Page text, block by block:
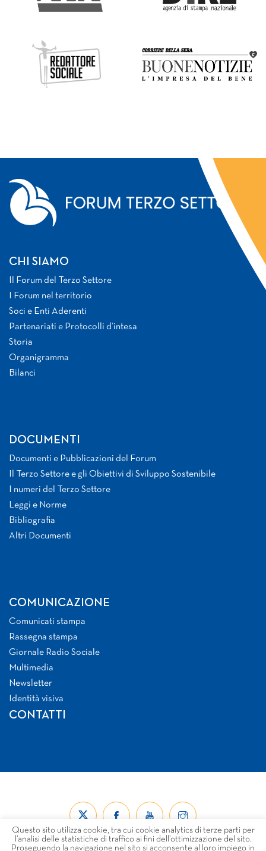
CHI SIAMO
Il Forum del Terzo Settore
I Forum nel territorio
Soci e Enti Aderenti
Partenariati e Protocolli d’intesa
Storia
Organigramma
Bilanci
DOCUMENTI
Documenti e Pubblicazioni del Forum
Il Terzo Settore e gli Obiettivi di Sviluppo Sostenibile
I numeri del Terzo Settore
Leggi e Norme
Bibliografia
Altri Documenti
COMUNICAZIONE
Comunicati stampa
Rassegna stampa
Giornale Radio Sociale
Multimedia
Newsletter
Identità visiva
CONTATTI
Questo sito utilizza cookie, tra cui cookie analytics di terze parti per
l’analisi delle statistiche di traffico ai fini dell’ottimizzazione del sito.
Proseguendo la navigazione nel sito si acconsente al loro impiego in